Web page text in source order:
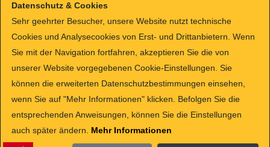
SEAT
FIAT
SKODA
TESLA
ALFA ROMEO
HYUNDAI
KIA
PEUGEOT
JEEP
SMART
TOYOTA
SUZUKI
HYUNDAI
CITROEN
LANCIA
CUPRA
Datenschutz & Cookies
Sehr geehrter Besucher, unsere Website nutzt technische
Cookies und Analysecookies von Erst- und Drittanbietern. Wenn
Sie mit der Navigation fortfahren, akzeptieren Sie die von
unserer Website vorgegebenen Cookie-Einstellungen. Sie
können die erweiterten Datenschutzbestimmungen einsehen,
wenn Sie auf "Mehr Informationen" klicken. Befolgen Sie die
entsprechenden Anweisungen, können Sie die Einstellungen
auch später ändern.
Mehr Informationen